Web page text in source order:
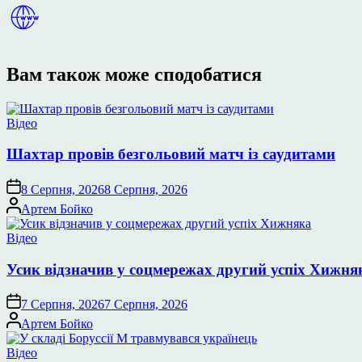
Вам також може сподобатися
Опублікувати
Відео
Шахтар провів безгольовий матч із саудитами
8 Серпня, 20268 Серпня, 2026
Опубліковано
Артем Бойко
Опублікувати
Відео
Усик відзначив у соцмережах другий успіх
7 Серпня, 20267 Серпня, 2026
Опубліковано
Артем Бойко
Опублікувати
Відео